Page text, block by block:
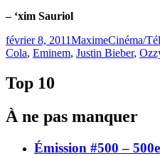
– ‘xim Sauriol
Publié
le
février 8, 2011MaximeCatégories
Cinéma/
Cola, Eminem, Justin Bieber,
Top 10
À ne pas manquer
Émission #500 –